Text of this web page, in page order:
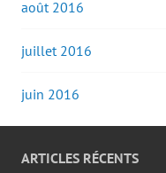
août 2016
juillet 2016
juin 2016
ARTICLES RÉCENTS